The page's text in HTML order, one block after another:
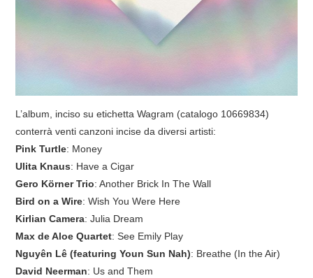
POLICY/COOKIES
L’album, inciso su etichetta Wagram (catalogo 10669834)
conterrà venti canzoni incise da diversi artisti:
Pink Turtle: Money
Ulita Knaus: Have a Cigar
Gero Körner Trio: Another Brick In The Wall
Bird on a Wire: Wish You Were Here
Kirlian Camera: Julia Dream
Max de Aloe Quartet: See Emily Play
Nguyên Lê (featuring Youn Sun Nah): Breathe (In the Air)
David Neerman: Us and Them